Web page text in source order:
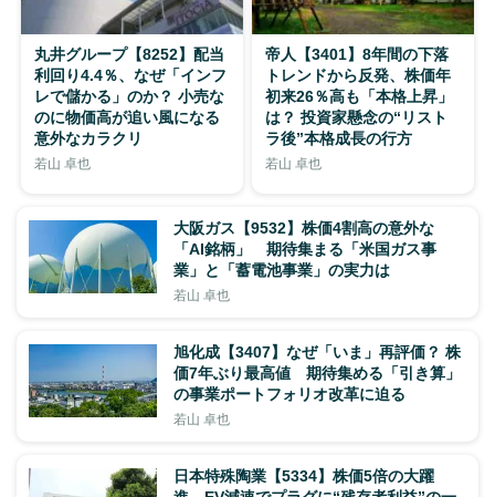
丸井グループ【8252】配当
利回り4.4％、なぜ「インフ
レで儲かる」のか？ 小売な
のに物価高が追い風になる
意外なカラクリ
若山 卓也
帝人【3401】8年間の下落
トレンドから反発、株価年
初来26％高も「本格上昇」
は？ 投資家懸念の“リスト
ラ後”本格成長の行方
若山 卓也
大阪ガス【9532】株価4割高の意外な
「AI銘柄」 期待集まる「米国ガス事
業」と「蓄電池事業」の実力は
若山 卓也
旭化成【3407】なぜ「いま」再評価？ 株
価7年ぶり最高値 期待集める「引き算」
の事業ポートフォリオ改革に迫る
若山 卓也
日本特殊陶業【5334】株価5倍の大躍